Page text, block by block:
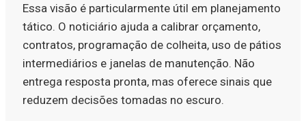
Essa visão é particularmente útil em planejamento
tático. O noticiário ajuda a calibrar orçamento,
contratos, programação de colheita, uso de pátios
intermediários e janelas de manutenção. Não
entrega resposta pronta, mas oferece sinais que
reduzem decisões tomadas no escuro.